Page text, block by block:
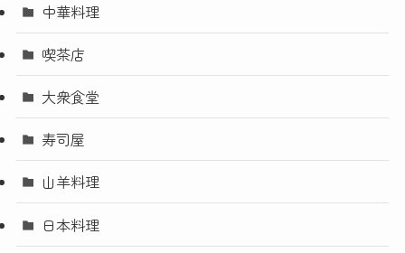
中華料理
喫茶店
大衆食堂
寿司屋
山羊料理
日本料理